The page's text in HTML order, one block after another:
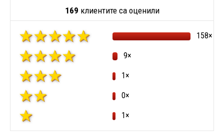
169 клиентите са оценили
158×
9×
1×
0×
1×